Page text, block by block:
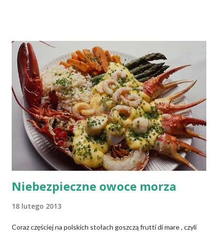
ceramiki (w tym gliny). Niewątpliwie, naczynia do naszej kuchni
powinny być mądrze wybrane, ponieważ używając
nieodpowiednich naczyń, łatwo o kłopoty ze zdrowiem .
Niebezpieczne owoce morza
18 lutego 2013
Coraz częściej na polskich stołach goszczą frutti di mare , czyli